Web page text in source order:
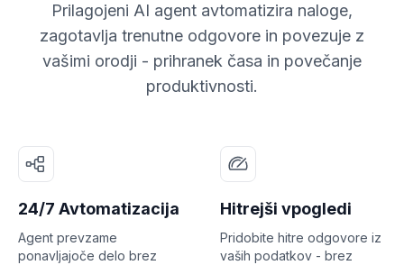
Prilagojeni AI agent avtomatizira naloge,
zagotavlja trenutne odgovore in povezuje z
vašimi orodji - prihranek časa in povečanje
produktivnosti.
24/7 Avtomatizacija
Agent prevzame
ponavljajoče delo brez
Hitrejši vpogledi
Pridobite hitre odgovore iz
vaših podatkov - brez